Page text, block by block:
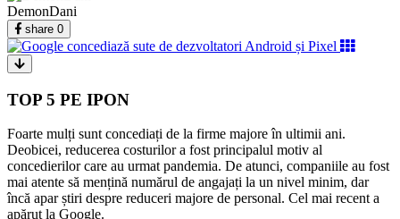
DemonDani
share 0
TOP 5 PE IPON
Foarte mulți sunt concediați de la firme majore în ultimii ani.
Deobicei, reducerea costurilor a fost principalul motiv al
concedierilor care au urmat pandemia. De atunci, companiile au fost
mai atente să mențină numărul de angajați la un nivel minim, dar
încă apar știri despre reduceri majore de personal. Cel mai recent a
apărut la Google.